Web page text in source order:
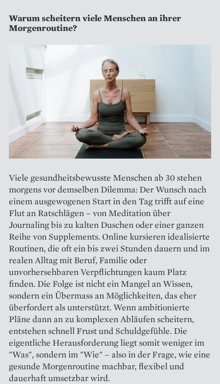
Warum scheitern viele Menschen an ihrer
Morgenroutine?
Viele gesundheitsbewusste Menschen ab 30 stehen
morgens vor demselben Dilemma: Der Wunsch nach
einem ausgewogenen Start in den Tag trifft auf eine
Flut an Ratschlägen – von Meditation über
Journaling bis zu kalten Duschen oder einer ganzen
Reihe von Supplements. Online kursieren idealisierte
Routinen, die oft ein bis zwei Stunden dauern und im
realen Alltag mit Beruf, Familie oder
unvorhersehbaren Verpflichtungen kaum Platz
finden. Die Folge ist nicht ein Mangel an Wissen,
sondern ein Übermass an Möglichkeiten, das eher
überfordert als unterstützt. Wenn ambitionierte
Pläne dann an zu komplexen Abläufen scheitern,
entstehen schnell Frust und Schuldgefühle. Die
eigentliche Herausforderung liegt somit weniger im
"Was", sondern im "Wie" – also in der Frage, wie eine
gesunde Morgenroutine machbar, flexibel und
dauerhaft umsetzbar wird.